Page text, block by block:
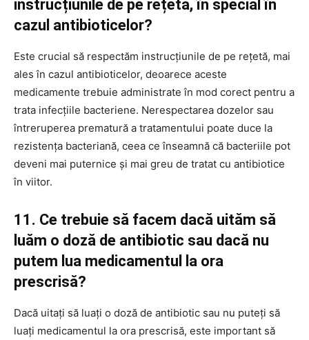
instrucțiunile de pe rețetă, în special în
cazul antibioticelor?
Este crucial să respectăm instrucțiunile de pe rețetă, mai
ales în cazul antibioticelor, deoarece aceste
medicamente trebuie administrate în mod corect pentru a
trata infecțiile bacteriene. Nerespectarea dozelor sau
întreruperea prematură a tratamentului poate duce la
rezistența bacteriană, ceea ce înseamnă că bacteriile pot
deveni mai puternice și mai greu de tratat cu antibiotice
în viitor.
11. Ce trebuie să facem dacă uităm să
luăm o doză de antibiotic sau dacă nu
putem lua medicamentul la ora
prescrisă?
Dacă uitați să luați o doză de antibiotic sau nu puteți să
luați medicamentul la ora prescrisă, este important să